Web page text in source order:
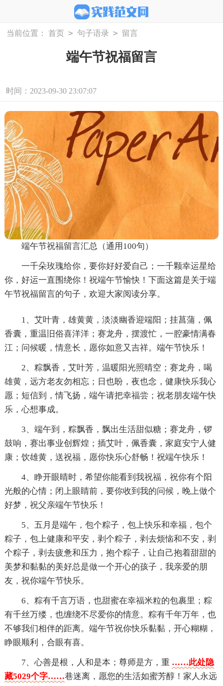
当前位置： 首页 > 句子语录 > 留言
端午节祝福留言
时间：2023-09-30 23:07:07
端午节祝福留言汇总（通用100句）
一千朵玫瑰给你，要你好好爱自己；一千颗幸运星给
你，好运一直围绕你！祝端午节愉快！下面这篇是关于端
午节祝福留言的句子，欢迎大家阅读分享。
1、艾叶青，雄黄黄，淡淡幽香迎端阳；挂菖蒲，佩
香囊，重温旧俗喜洋洋；赛龙舟，摆渡忙，一腔豪情满春
江；问候暖，情意长，愿你如意又吉祥。端午节快乐！
2、粽飘香，艾叶芳，温暖阳光照晴空；赛龙舟，喝
雄黄，远方老友勿相忘；日也盼，夜也念，健康快乐我心
愿；短信到，情飞扬，端午请把幸福尝；祝老朋友端午快
乐，心想事成。
3、端午到，粽飘香，飘出生活甜似糖；赛龙舟，锣
鼓响，赛出事业创辉煌；插艾叶，佩香囊，家庭安宁人健
康；饮雄黄，送祝福，愿你快乐心舒畅！祝端午快乐！
4、睁开眼晴时，希望你能看到我祝福，祝你有个阳
光般的心情；闭上眼睛前，要你收到我的问候，晚上做个
好梦，祝父亲端午节快乐！
5、五月是端午，包个粽子，包上快乐和幸福，包个
粽子，包上健康和平安，剥个粽子，剥去烦恼和不安，剥
个粽子，剥去疲惫和压力，抱个粽子，让自己抱着甜甜的
美梦和黏黏的美好总是做一个开心的孩子，我亲爱的朋
友，祝你端午节快乐。
6、粽有千言万语，也甜蜜在幸福米粒的包裹里；粽
有千丝万缕，也缠绕不尽爱你的情意。粽有千年万年，也
不够我们相伴的距离。端午节祝你快乐黏黏，开心糊糊，
睁眼顺利，合眼有喜。
7、心善是根，人和是本；尊师是方，重 ……此处隐
藏5029个字……巷迷离，愿您的生活如蜜芳醇！家人永远